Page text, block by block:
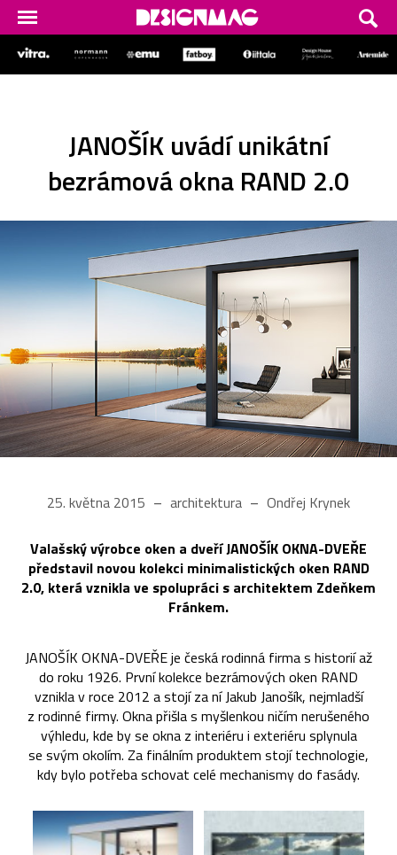
JANOŠÍK uvádí unikátní
bezrámová okna RAND 2.0
25. května 2015 architektura Ondřej Krynek
Valašský výrobce oken a dveří JANOŠÍK OKNA-DVEŘE
představil novou kolekci minimalistických oken RAND
2.0, která vznikla ve spolupráci s architektem Zdeňkem
Fránkem.
JANOŠÍK OKNA-DVEŘE je česká rodinná firma s historií až
do roku 1926. První kolekce bezrámových oken RAND
vznikla v roce 2012 a stojí za ní Jakub Janošík, nejmladší
z rodinné firmy. Okna přišla s myšlenkou ničím nerušeného
výhledu, kde by se okna z interiéru i exteriéru splynula
se svým okolím. Za finálním produktem stojí technologie,
kdy bylo potřeba schovat celé mechanismy do fasády.